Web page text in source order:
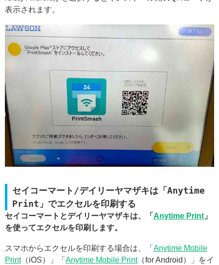
表示されます。
セイコーマート/デイリーヤマザキは「Anytime
Print」でエクセルを印刷する
セイコーマートとデイリーヤマザキは、「 Anytime Print 」
を使ってエクセルを印刷します。
スマホからエクセルを印刷する場合は、「 Anytime Mobile
Print（iOS）」「 Anytime Mobile Print（for Android）」をイ